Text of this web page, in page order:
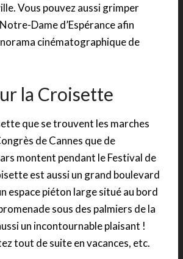
Vous pouvez aussi grimper
Notre-Dame d’Espérance afin
cinématographique de
la Croisette
que se trouvent les marches
de Cannes que de
montent pendant le Festival de
est aussi un grand boulevard
espace piéton large situé au bord
sous des palmiers de la
un incontournable plaisant !
tout de suite en vacances, etc.